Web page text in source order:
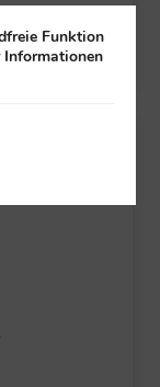
18,
Funktion
Informationen